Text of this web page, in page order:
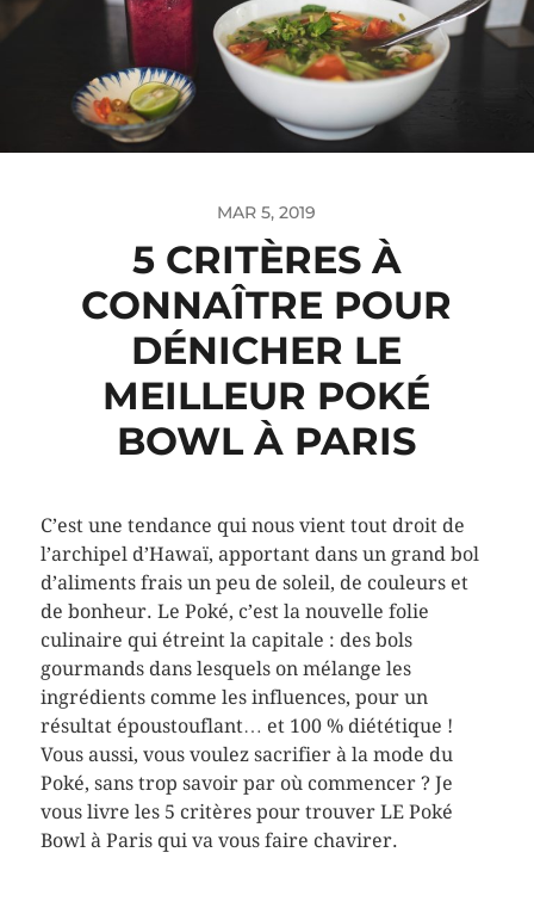
MAR 5, 2019
5 CRITÈRES À
CONNAÎTRE POUR
DÉNICHER LE
MEILLEUR POKÉ
BOWL À PARIS
C’est une tendance qui nous vient tout droit de
l’archipel d’Hawaï, apportant dans un grand bol
d’aliments frais un peu de soleil, de couleurs et
de bonheur. Le Poké, c’est la nouvelle folie
culinaire qui étreint la capitale : des bols
gourmands dans lesquels on mélange les
ingrédients comme les influences, pour un
résultat époustouflant… et 100 % diététique !
Vous aussi, vous voulez sacrifier à la mode du
Poké, sans trop savoir par où commencer ? Je
vous livre les 5 critères pour trouver LE Poké
Bowl à Paris qui va vous faire chavirer.